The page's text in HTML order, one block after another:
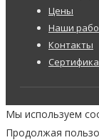
Цены
Наши
Контакты
Мы используем
Продолжая